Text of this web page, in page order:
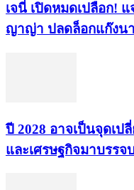
เจนี่ เปิดหมดเปลือก!
ญาญ่า ปลดล็อกแก๊งน
ปี 2028 อาจเป็นจุดเป
และเศรษฐกิจมาบรรจ